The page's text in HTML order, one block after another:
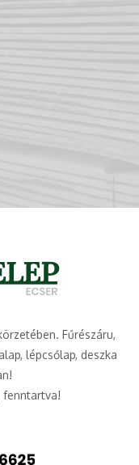
Fűrészáru,
lépcsőlap, deszka